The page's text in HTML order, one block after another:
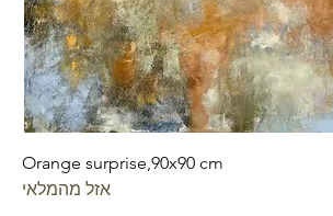
Orange surprise,90x90 cm
אזל מהמלאי